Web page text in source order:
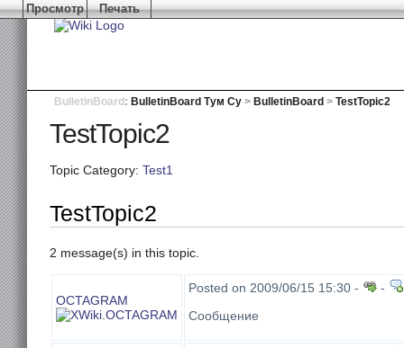
Просмотр Печать
BulletinBoard : BulletinBoard Тум Су > BulletinBoard > TestTopic2
TestTopic2
Topic Category: Test1
TestTopic2
2 message(s) in this topic.
OCTAGRAM
Posted on 2009/06/15 15:30 -
-
Сообщение